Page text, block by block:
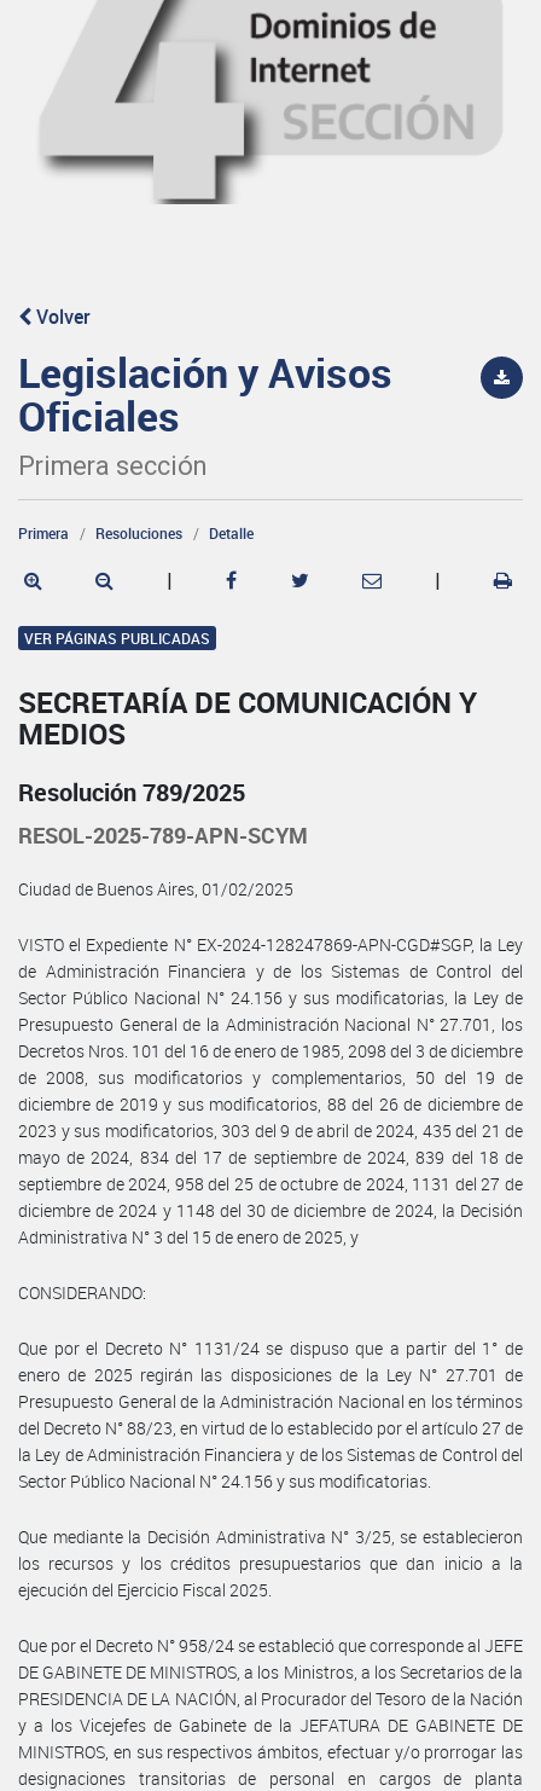
Volver
Legislación y Avisos
Oficiales
Primera sección
Primera Resoluciones Detalle
| |
VER PÁGINAS PUBLICADAS
SECRETARÍA DE COMUNICACIÓN Y
MEDIOS
Resolución 789/2025
RESOL-2025-789-APN-SCYM
Ciudad de Buenos Aires, 01/02/2025
VISTO el Expediente N° EX-2024-128247869-APN-CGD#SGP, la Ley
de Administración Financiera y de los Sistemas de Control del
Sector Público Nacional N° 24.156 y sus modificatorias, la Ley de
Presupuesto General de la Administración Nacional N° 27.701, los
Decretos Nros. 101 del 16 de enero de 1985, 2098 del 3 de diciembre
de 2008, sus modificatorios y complementarios, 50 del 19 de
diciembre de 2019 y sus modificatorios, 88 del 26 de diciembre de
2023 y sus modificatorios, 303 del 9 de abril de 2024, 435 del 21 de
mayo de 2024, 834 del 17 de septiembre de 2024, 839 del 18 de
septiembre de 2024, 958 del 25 de octubre de 2024, 1131 del 27 de
diciembre de 2024 y 1148 del 30 de diciembre de 2024, la Decisión
Administrativa N° 3 del 15 de enero de 2025, y
CONSIDERANDO:
Que por el Decreto N° 1131/24 se dispuso que a partir del 1° de
enero de 2025 regirán las disposiciones de la Ley N° 27.701 de
Presupuesto General de la Administración Nacional en los términos
del Decreto N° 88/23, en virtud de lo establecido por el artículo 27 de
la Ley de Administración Financiera y de los Sistemas de Control del
Sector Público Nacional N° 24.156 y sus modificatorias.
Que mediante la Decisión Administrativa N° 3/25, se establecieron
los recursos y los créditos presupuestarios que dan inicio a la
ejecución del Ejercicio Fiscal 2025.
Que por el Decreto N° 958/24 se estableció que corresponde al JEFE
DE GABINETE DE MINISTROS, a los Ministros, a los Secretarios de la
PRESIDENCIA DE LA NACIÓN, al Procurador del Tesoro de la Nación
y a los Vicejefes de Gabinete de la JEFATURA DE GABINETE DE
MINISTROS, en sus respectivos ámbitos, efectuar y/o prorrogar las
designaciones transitorias de personal en cargos de planta